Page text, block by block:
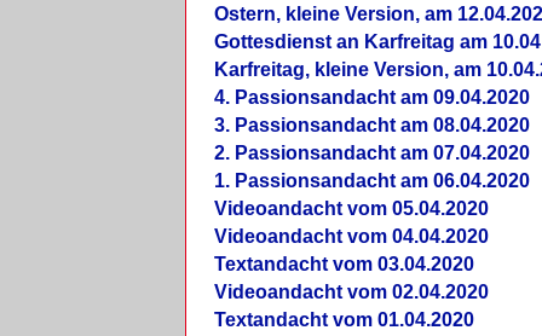
Ostern, kleine Version, am
Gottesdienst an Karfreitag am
Karfreitag, kleine Version, am
4. Passionsandacht am 09.04.2020
3. Passionsandacht am 08.04.2020
2. Passionsandacht am 07.04.2020
1. Passionsandacht am 06.04.2020
Videoandacht vom 05.04.2020
Videoandacht vom 04.04.2020
Textandacht vom 03.04.2020
Videoandacht vom 02.04.2020
Textandacht vom 01.04.2020